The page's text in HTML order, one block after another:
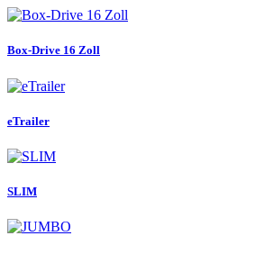
Box-Drive 16 Zoll
eTrailer
SLIM